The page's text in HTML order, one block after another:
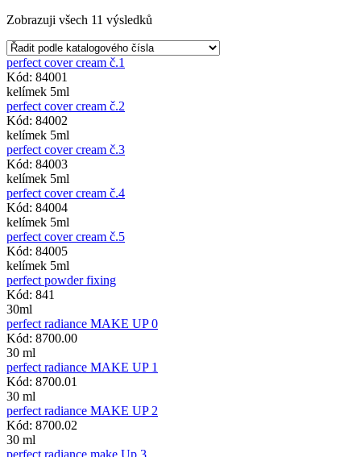
Zobrazuji všech 11 výsledků
perfect cover cream č.1
Kód: 84001
kelímek 5ml
perfect cover cream č.2
Kód: 84002
kelímek 5ml
perfect cover cream č.3
Kód: 84003
kelímek 5ml
perfect cover cream č.4
Kód: 84004
kelímek 5ml
perfect cover cream č.5
Kód: 84005
kelímek 5ml
perfect powder fixing
Kód: 841
30ml
perfect radiance MAKE UP 0
Kód: 8700.00
30 ml
perfect radiance MAKE UP 1
Kód: 8700.01
30 ml
perfect radiance MAKE UP 2
Kód: 8700.02
30 ml
perfect radiance make Up 3